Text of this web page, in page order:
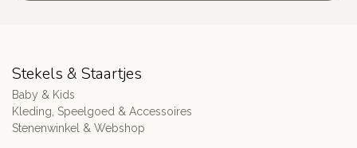
Stekels & Staartjes
Baby & Kids
Kleding, Speelgoed & Accessoires
Stenenwinkel & Webshop